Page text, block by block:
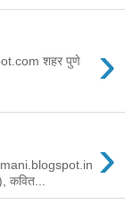
›
शहर पुणे
›